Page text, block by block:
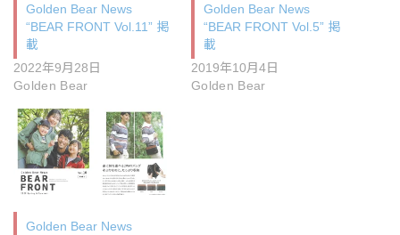
Golden Bear News
“BEAR FRONT Vol.11” 掲
載
2022年9月28日
Golden Bear
Golden Bear News
“BEAR FRONT Vol.5” 掲
載
2019年10月4日
Golden Bear
Golden Bear News